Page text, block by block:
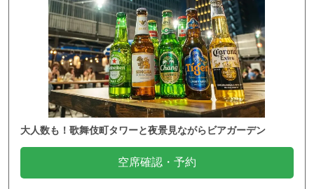
大人数も！歌舞伎町タワーと夜景見ながらビアガーデン
空席確認・予約